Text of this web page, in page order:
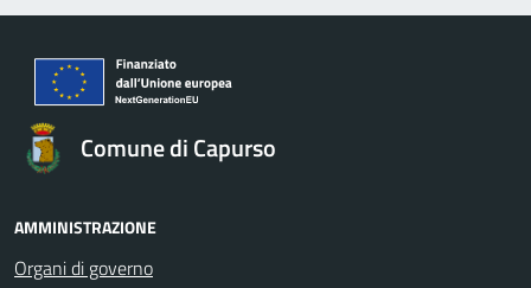
Comune di Capurso
AMMINISTRAZIONE
Organi di governo